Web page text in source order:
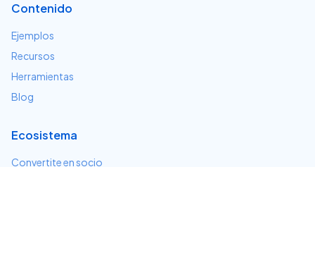
Contenido
Ejemplos
Recursos
Herramientas
Blog
Ecosistema
Convertite en socio